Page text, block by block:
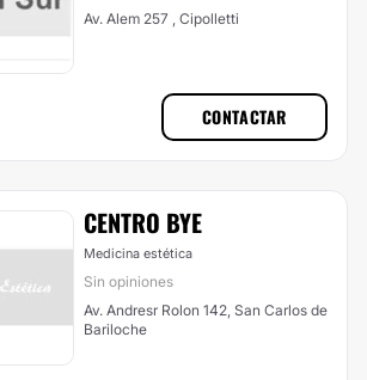
Av. Alem 257 , Cipolletti
CONTACTAR
CENTRO BYE
Medicina estética
Sin opiniones
Av. Andresr Rolon 142, San Carlos de
Bariloche